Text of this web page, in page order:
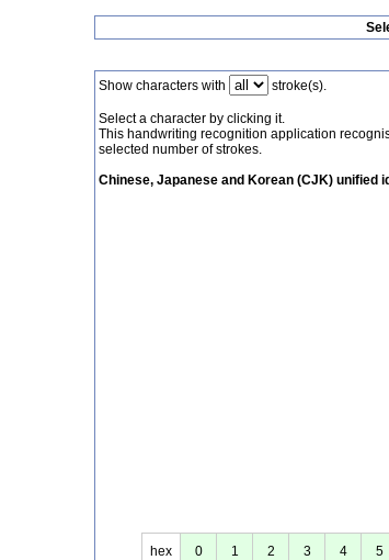
Show characters with stroke(s).
Select a character by clicking it.
This handwriting recognition application
selected number of strokes.
Chinese, Japanese and Korean (CJK) unified
hex 0 1 2 3 4 5